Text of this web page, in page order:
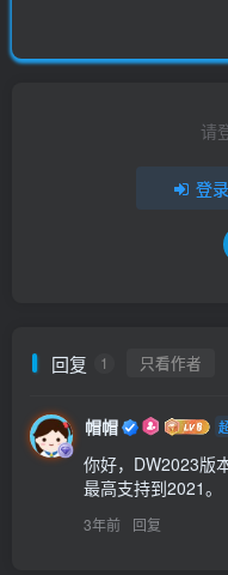
请
登录
回复 1 只看作者
帽帽
你好，DW2023版
最高支持到2021。
3年前 回复